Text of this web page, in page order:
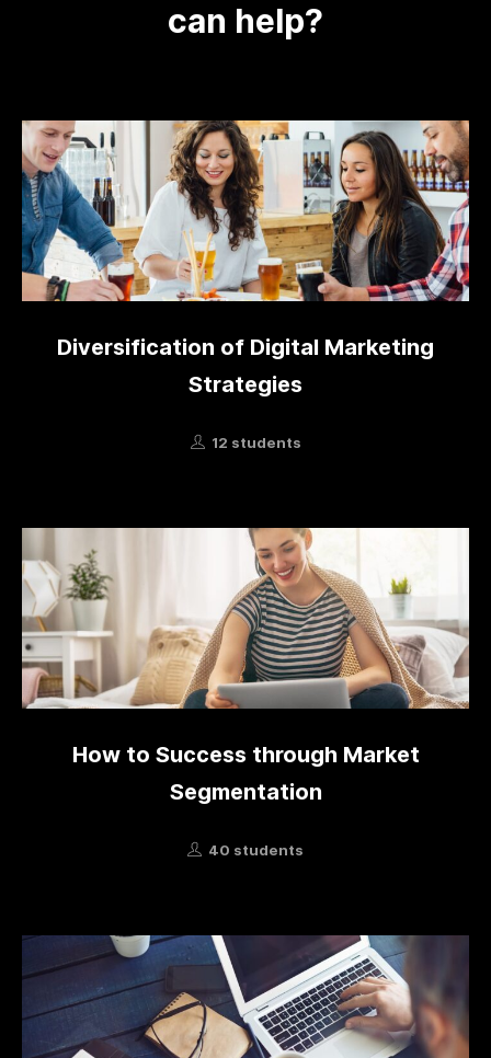
can help?
Diversification of Digital Marketing
Strategies
12 students
How to Success through Market
Segmentation
40 students